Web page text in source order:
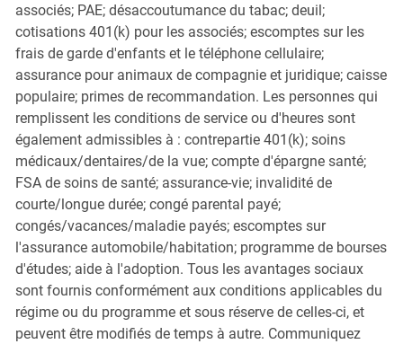
associés; PAE; désaccoutumance du tabac; deuil;
cotisations 401(k) pour les associés; escomptes sur les
frais de garde d'enfants et le téléphone cellulaire;
assurance pour animaux de compagnie et juridique; caisse
populaire; primes de recommandation. Les personnes qui
remplissent les conditions de service ou d'heures sont
également admissibles à : contrepartie 401(k); soins
médicaux/dentaires/de la vue; compte d'épargne santé;
FSA de soins de santé; assurance-vie; invalidité de
courte/longue durée; congé parental payé;
congés/vacances/maladie payés; escomptes sur
l'assurance automobile/habitation; programme de bourses
d'études; aide à l'adoption. Tous les avantages sociaux
sont fournis conformément aux conditions applicables du
régime ou du programme et sous réserve de celles-ci, et
peuvent être modifiés de temps à autre. Communiquez